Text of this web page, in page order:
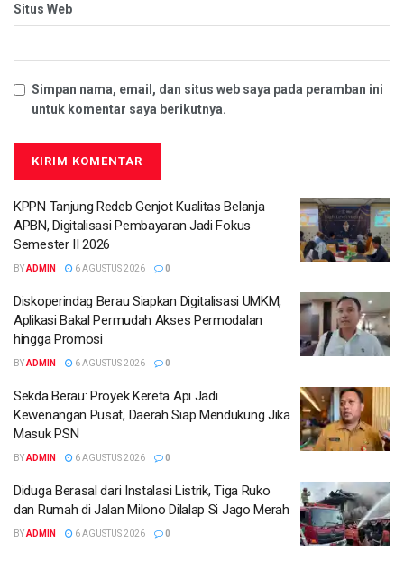
Situs Web
Simpan nama, email, dan situs web saya pada peramban ini
untuk komentar saya berikutnya.
KPPN Tanjung Redeb Genjot Kualitas Belanja
APBN, Digitalisasi Pembayaran Jadi Fokus
Semester II 2026
BYADMIN 6 AGUSTUS 2026 0
Diskoperindag Berau Siapkan Digitalisasi UMKM,
Aplikasi Bakal Permudah Akses Permodalan
hingga Promosi
BYADMIN 6 AGUSTUS 2026 0
Sekda Berau: Proyek Kereta Api Jadi
Kewenangan Pusat, Daerah Siap Mendukung Jika
Masuk PSN
BYADMIN 6 AGUSTUS 2026 0
Diduga Berasal dari Instalasi Listrik, Tiga Ruko
dan Rumah di Jalan Milono Dilalap Si Jago Merah
BYADMIN 6 AGUSTUS 2026 0